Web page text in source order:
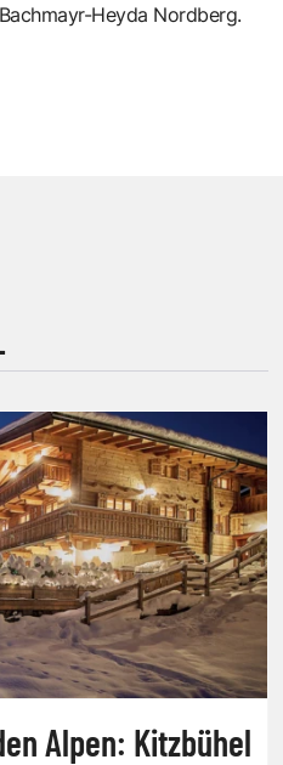
Heyda Nordberg.
Alpen: Kitzbühel